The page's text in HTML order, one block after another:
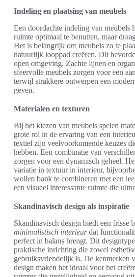
Indeling en plaatsing van meubels
Een doordachte indeling van meubels
ruimte optimaal te benutten, maar
Het is belangrijk om meubels zo te
natuurlijk looppad creëren. Dit
open omgeving. Zachte lijnen en
sfeervolle meubels zorgen voor een
terwijl strakkere ontwerpen een
geven.
Materialen en texturen
Bij het kiezen van meubels spelen
grote rol in de ervaring van een
textiel zijn veelvoorkomende keuzes
hebben. Een combinatie van
zorgen voor een dynamisch geheel.
variatie in textuur in interieur,
wollen bank te combineren met een
een visueel interessante ruimte die
Skandinavisch design als inspiratie
Skandinavisch design biedt een frisse
minimalistisch interieurdat
perfect in balans brengt. Dit
praktische inrichting die zowel
gebruiksvriendelijk is. De kenmerken
design maken het ideaal voor het